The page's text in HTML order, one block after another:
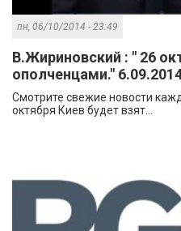
пн, 06/10/2014 - 23:49
В.Жириновский : " 26
ополченцами."
Смотрите свежие новости
октября Киев будет взят...